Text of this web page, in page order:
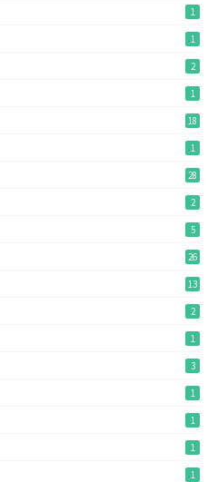
1
1
2
1
18
1
28
2
5
26
13
2
1
3
1
1
1
1